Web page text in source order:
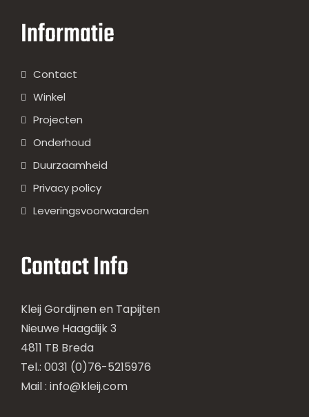
Informatie
Contact
Winkel
Projecten
Onderhoud
Duurzaamheid
Privacy policy
Leveringsvoorwaarden
Contact Info
Kleij Gordijnen en Tapijten
Nieuwe Haagdijk 3
4811 TB Breda
Tel.: 0031 (0)76-5215976
Mail : info@kleij.com